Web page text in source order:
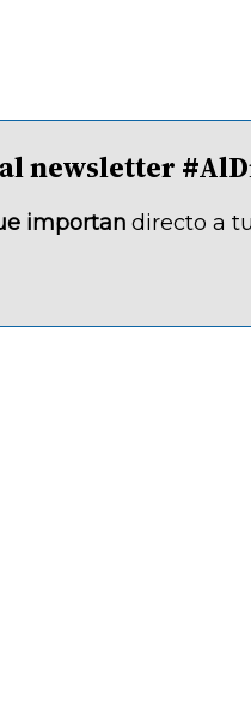
newsletter
importan directo a